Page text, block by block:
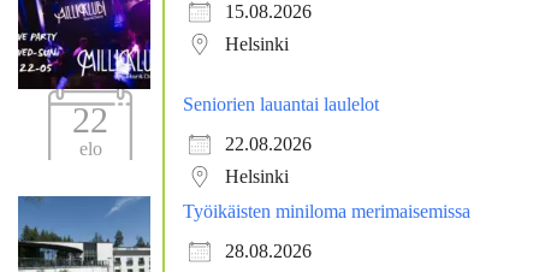
15.08.2026
Helsinki
22
elo
Seniorien lauantai laulelot
22.08.2026
Helsinki
Työikäisten miniloma merimaisemissa
28.08.2026